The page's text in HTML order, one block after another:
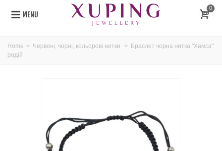
MENU
0
Home > Червоні, чорні, кольорові нитки > Браслет чорна нитка "Хамса"
родій